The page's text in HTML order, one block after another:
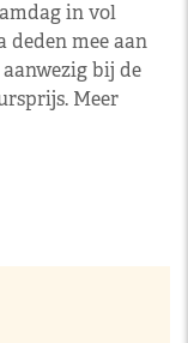
in vol
mee aan
bij de
Meer